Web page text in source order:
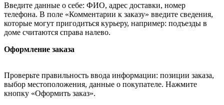
Введите данные о себе: ФИО, адрес доставки, номер
телефона. В поле «Комментарии к заказу» введите сведения,
которые могут пригодиться курьеру, например: подъезды в
доме считаются справа налево.
Оформление заказа
Проверьте правильность ввода информации: позиции заказа,
выбор местоположения, данные о покупателе. Нажмите
кнопку «Оформить заказ».